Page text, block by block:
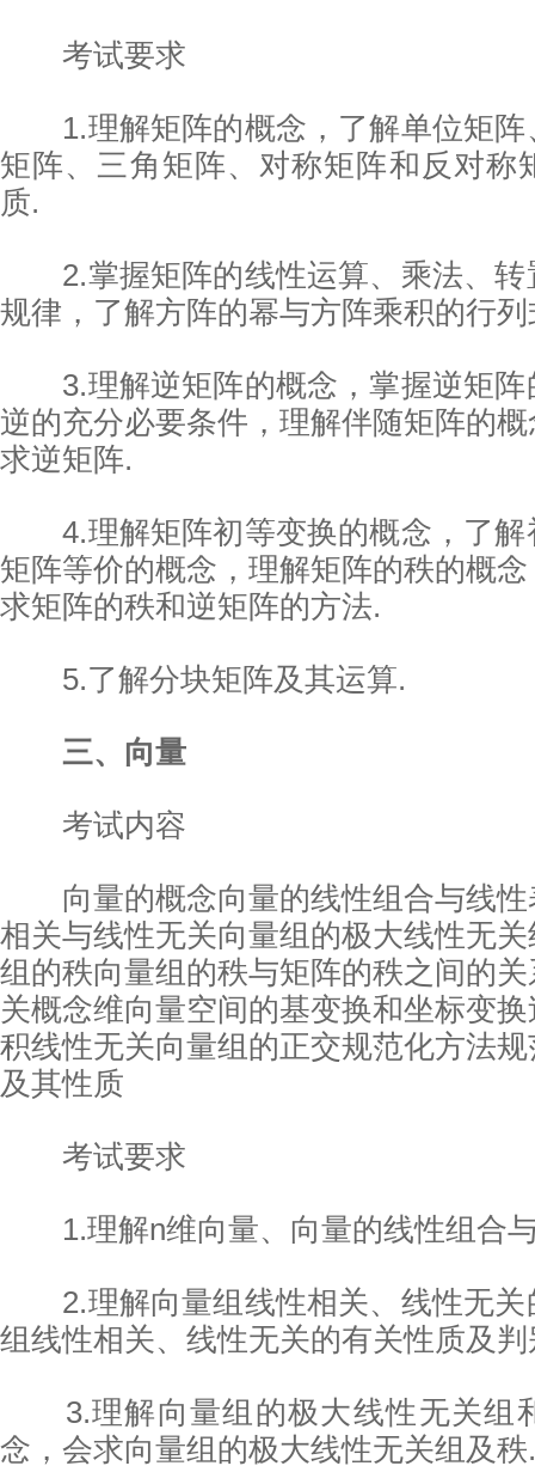
考试要求
1.理解矩阵的概念，了解单位矩阵
矩阵、三角矩阵、对称矩阵和反对称
质.
2.掌握矩阵的线性运算、乘法、转
规律，了解方阵的幂与方阵乘积的行
3.理解逆矩阵的概念，掌握逆矩阵
逆的充分必要条件，理解伴随矩阵的
求逆矩阵.
4.理解矩阵初等变换的概念，了解
矩阵等价的概念，理解矩阵的秩的概
求矩阵的秩和逆矩阵的方法.
5.了解分块矩阵及其运算.
三、向量
考试内容
向量的概念向量的线性组合与线性
相关与线性无关向量组的极大线性无
组的秩向量组的秩与矩阵的秩之间的
关概念维向量空间的基变换和坐标变
积线性无关向量组的正交规范化方法
及其性质
考试要求
1.理解n维向量、向量的线性组合
2.理解向量组线性相关、线性无关
组线性相关、线性无关的有关性质及判
3.理解向量组的极大线性无关组
念，会求向量组的极大线性无关组及秩.